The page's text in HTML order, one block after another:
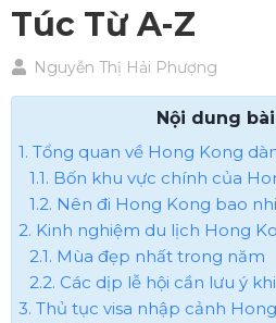
Túc Từ A-Z
Nguyễn Thị Hải Phượng
Nội dung
1. Tổng quan về Hong Kong
1.1. Bốn khu vực chính của
1.2. Nên đi Hong Kong bao
2. Kinh nghiệm du lịch Hong
2.1. Mùa đẹp nhất trong năm
2.2. Các dịp lễ hội cần lưu ý
3. Thủ tục visa nhập cảnh